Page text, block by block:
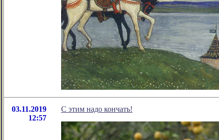
03.11.2019
12:57
С этим надо кончать!